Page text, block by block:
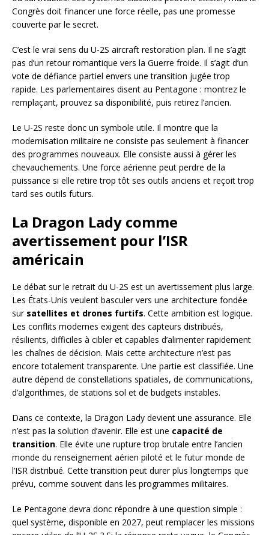
Congrès doit financer une force réelle, pas une promesse
couverte par le secret.
C’est le vrai sens du U-2S aircraft restoration plan. Il ne s’agit
pas d’un retour romantique vers la Guerre froide. Il s’agit d’un
vote de défiance partiel envers une transition jugée trop
rapide. Les parlementaires disent au Pentagone : montrez le
remplaçant, prouvez sa disponibilité, puis retirez l’ancien.
Le U-2S reste donc un symbole utile. Il montre que la
modernisation militaire ne consiste pas seulement à financer
des programmes nouveaux. Elle consiste aussi à gérer les
chevauchements. Une force aérienne peut perdre de la
puissance si elle retire trop tôt ses outils anciens et reçoit trop
tard ses outils futurs.
La Dragon Lady comme
avertissement pour l’ISR
américain
Le débat sur le retrait du U-2S est un avertissement plus large.
Les États-Unis veulent basculer vers une architecture fondée
sur satellites et drones furtifs. Cette ambition est logique.
Les conflits modernes exigent des capteurs distribués,
résilients, difficiles à cibler et capables d’alimenter rapidement
les chaînes de décision. Mais cette architecture n’est pas
encore totalement transparente. Une partie est classifiée. Une
autre dépend de constellations spatiales, de communications,
d’algorithmes, de stations sol et de budgets instables.
Dans ce contexte, la Dragon Lady devient une assurance. Elle
n’est pas la solution d’avenir. Elle est une capacité de
transition. Elle évite une rupture trop brutale entre l’ancien
monde du renseignement aérien piloté et le futur monde de
l’ISR distribué. Cette transition peut durer plus longtemps que
prévu, comme souvent dans les programmes militaires.
Le Pentagone devra donc répondre à une question simple :
quel système, disponible en 2027, peut remplacer les missions